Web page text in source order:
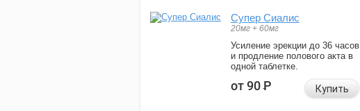
Супер Сиалис
20мг + 60мг
Усиление эрекции до 36 часов
и продление полового акта в
одной таблетке.
от 90Р Купить